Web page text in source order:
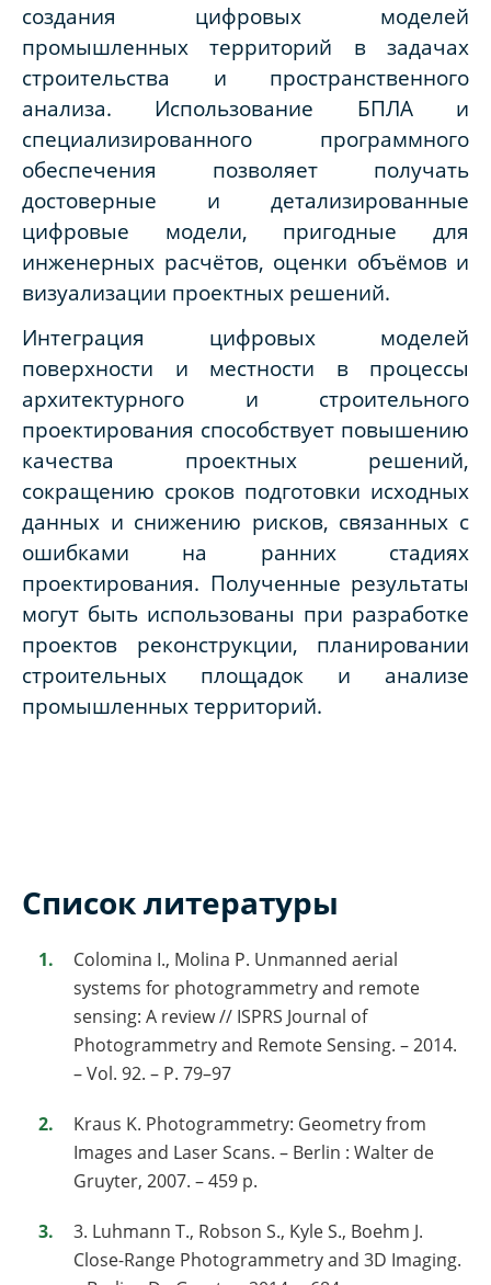
создания цифровых моделей
промышленных территорий в задачах
строительства и пространственного
анализа. Использование БПЛА и
специализированного программного
обеспечения позволяет получать
достоверные и детализированные
цифровые модели, пригодные для
инженерных расчётов, оценки объёмов и
визуализации проектных решений.
Интеграция цифровых моделей
поверхности и местности в процессы
архитектурного и строительного
проектирования способствует повышению
качества проектных решений,
сокращению сроков подготовки исходных
данных и снижению рисков, связанных с
ошибками на ранних стадиях
проектирования. Полученные результаты
могут быть использованы при разработке
проектов реконструкции, планировании
строительных площадок и анализе
промышленных территорий.
Список литературы
Colomina I., Molina P. Unmanned aerial
systems for photogrammetry and remote
sensing: A review // ISPRS Journal of
Photogrammetry and Remote Sensing. – 2014.
– Vol. 92. – P. 79–97
Kraus K. Photogrammetry: Geometry from
Images and Laser Scans. – Berlin : Walter de
Gruyter, 2007. – 459 p.
3. Luhmann T., Robson S., Kyle S., Boehm J.
Close-Range Photogrammetry and 3D Imaging.